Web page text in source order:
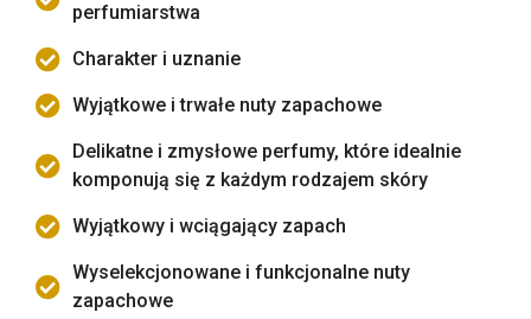
perfumiarstwa
Charakter i uznanie
Wyjątkowe i trwałe nuty zapachowe
Delikatne i zmysłowe perfumy, które idealnie
komponują się z każdym rodzajem skóry
Wyjątkowy i wciągający zapach
Wyselekcjonowane i funkcjonalne nuty
zapachowe